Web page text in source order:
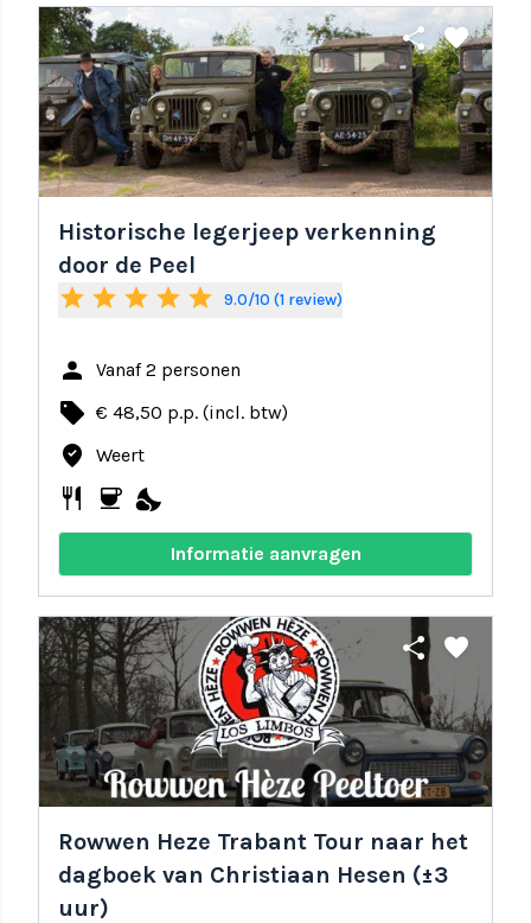
share favorite
Historische legerjeep verkenning
door de Peel
star star star star star 9.0/10 (1 review)
person Vanaf 2 personen
local_offer € 48,50 p.p. (incl. btw)
where_to_vote Weert
restaurant coffee nights_stay
Informatie aanvragen
share favorite
Rowwen Heze Trabant Tour naar het
dagboek van Christiaan Hesen (±3
uur)